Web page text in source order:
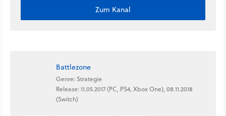
Zum Kanal
Battlezone
Genre: Strategie
Release: 11.05.2017 (PC, PS4, Xbox One), 08.11.2018
(Switch)